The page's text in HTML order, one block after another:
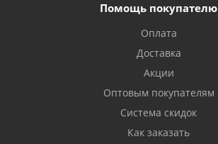
Помощь покупателю
Оплата
Доставка
Акции
Оптовым покупателям
Система скидок
Как заказать